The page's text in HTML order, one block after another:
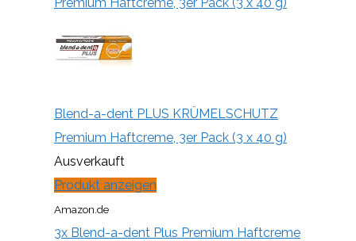
Blend-a-dent PLUS KRÜMELSCHUTZ
Premium Haftcreme, 3er Pack (3 x 40 g)
Ausverkauft
Produkt anzeigen
Amazon.de
3x Blend-a-dent Plus Premium Haftcreme